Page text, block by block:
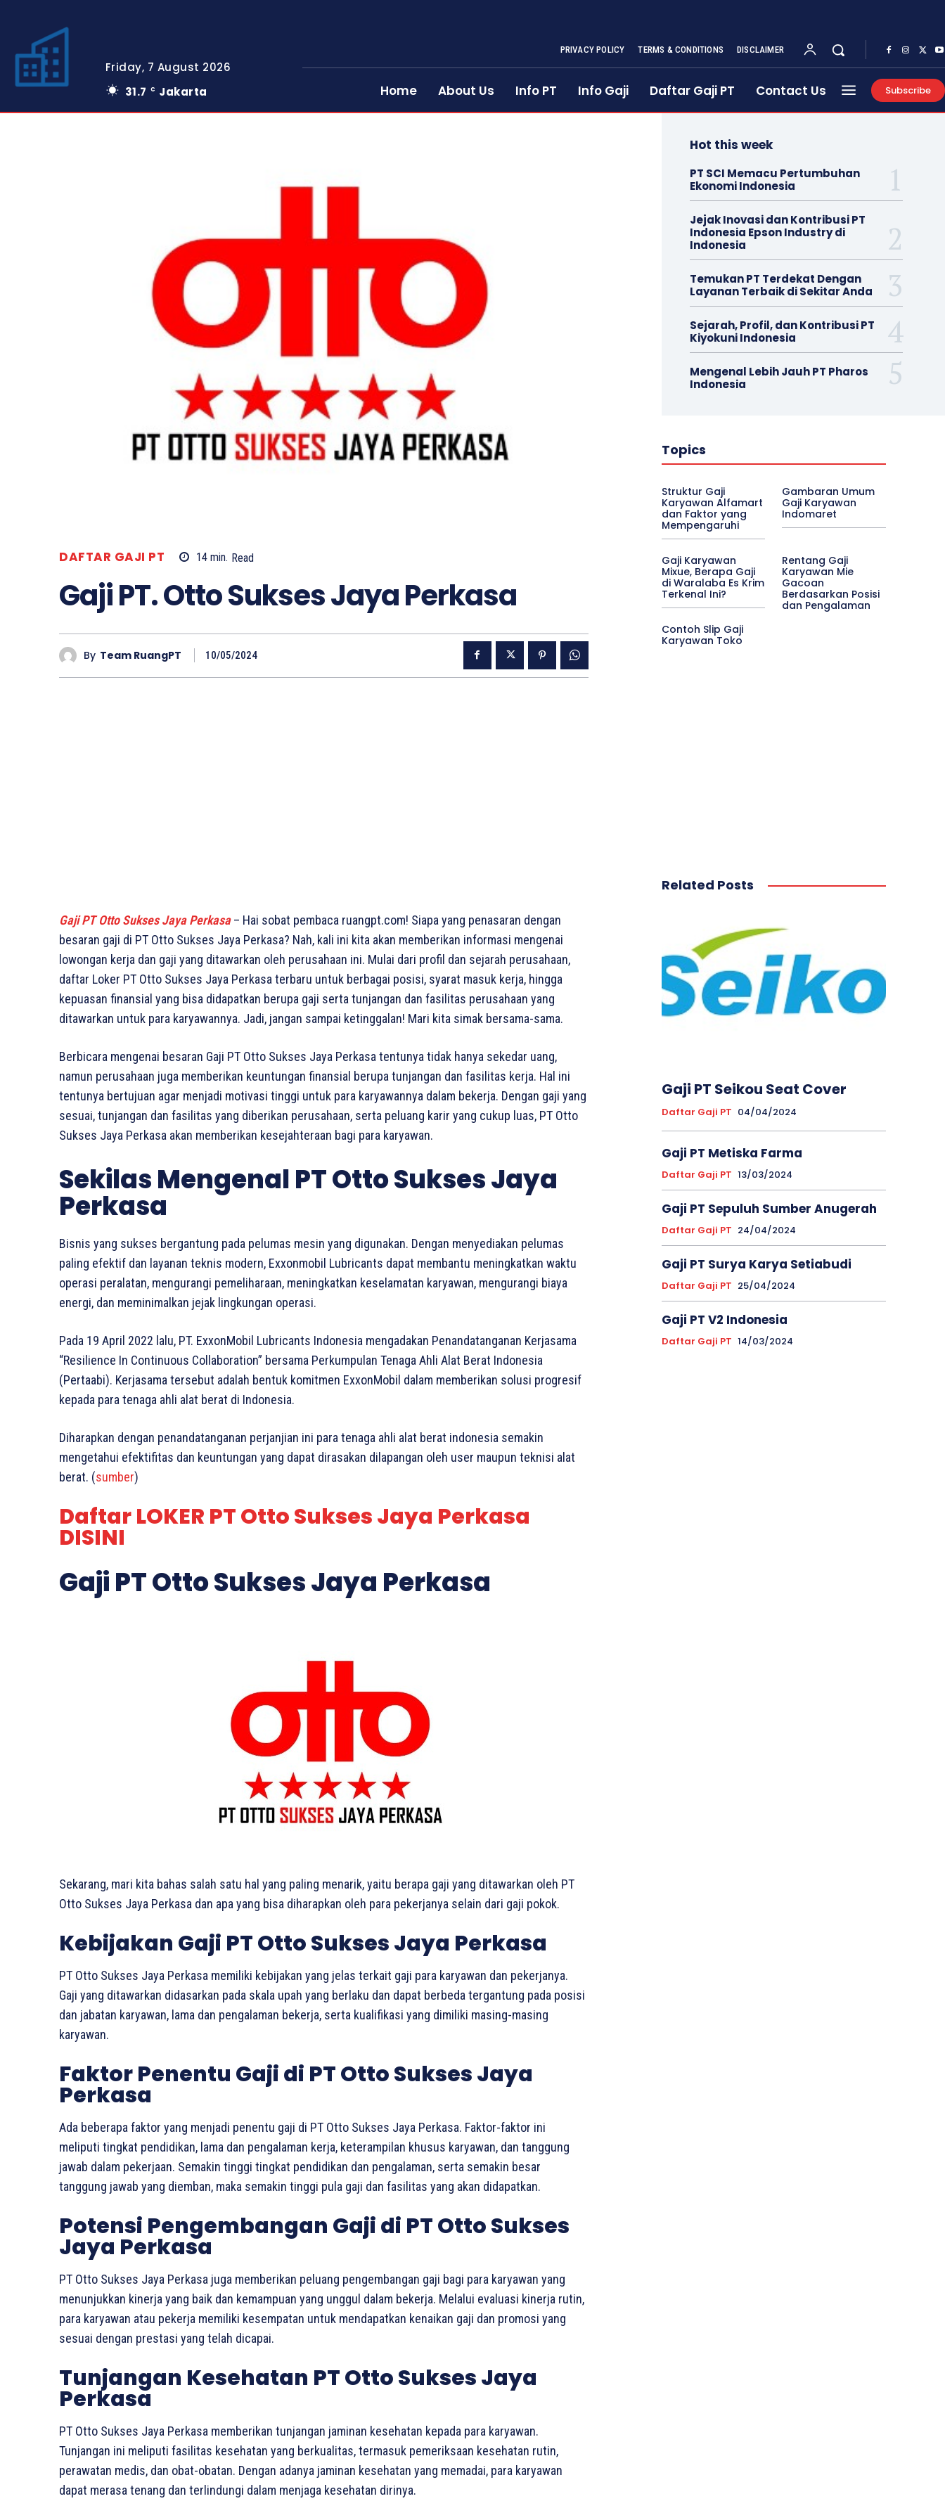
Friday, 7 August 2026
31.7
C Jakarta
PRIVACY POLICY TERMS & CONDITIONS DISCLAIMER
Home About Us Info PT Info Gaji Daftar Gaji PT Contact Us Subscribe
DAFTAR GAJI PT 14 min. Read
Gaji PT. Otto Sukses Jaya Perkasa
By Team RuangPT 10/05/2024
Gaji PT Otto Sukses Jaya Perkasa– Hai sobat pembaca ruangpt.com! Siapa yang penasaran dengan
besaran gaji di PT Otto Sukses Jaya Perkasa? Nah, kali ini kita akan memberikan informasi mengenai
lowongan kerja dan gaji yang ditawarkan oleh perusahaan ini. Mulai dari profil dan sejarah perusahaan,
daftar Loker PT Otto Sukses Jaya Perkasa terbaru untuk berbagai posisi, syarat masuk kerja, hingga
kepuasan finansial yang bisa didapatkan berupa gaji serta tunjangan dan fasilitas perusahaan yang
ditawarkan untuk para karyawannya. Jadi, jangan sampai ketinggalan! Mari kita simak bersama-sama.
Berbicara mengenai besaran Gaji PT Otto Sukses Jaya Perkasa tentunya tidak hanya sekedar uang,
namun perusahaan juga memberikan keuntungan finansial berupa tunjangan dan fasilitas kerja. Hal ini
tentunya bertujuan agar menjadi motivasi tinggi untuk para karyawannya dalam bekerja. Dengan gaji yang
sesuai, tunjangan dan fasilitas yang diberikan perusahaan, serta peluang karir yang cukup luas, PT Otto
Sukses Jaya Perkasa akan memberikan kesejahteraan bagi para karyawan.
Sekilas Mengenal PT Otto Sukses Jaya
Perkasa
Bisnis yang sukses bergantung pada pelumas mesin yang digunakan. Dengan menyediakan pelumas
paling efektif dan layanan teknis modern, Exxonmobil Lubricants dapat membantu meningkatkan waktu
operasi peralatan, mengurangi pemeliharaan, meningkatkan keselamatan karyawan, mengurangi biaya
energi, dan meminimalkan jejak lingkungan operasi.
Pada 19 April 2022 lalu, PT. ExxonMobil Lubricants Indonesia mengadakan Penandatanganan Kerjasama
“Resilience In Continuous Collaboration” bersama Perkumpulan Tenaga Ahli Alat Berat Indonesia
(Pertaabi). Kerjasama tersebut adalah bentuk komitmen ExxonMobil dalam memberikan solusi progresif
kepada para tenaga ahli alat berat di Indonesia.
Diharapkan dengan penandatanganan perjanjian ini para tenaga ahli alat berat indonesia semakin
mengetahui efektifitas dan keuntungan yang dapat dirasakan dilapangan oleh user maupun teknisi alat
berat. (sumber)
Daftar LOKER PT Otto Sukses Jaya Perkasa
DISINI
Gaji PT Otto Sukses Jaya Perkasa
Sekarang, mari kita bahas salah satu hal yang paling menarik, yaitu berapa gaji yang ditawarkan oleh PT
Otto Sukses Jaya Perkasa dan apa yang bisa diharapkan oleh para pekerjanya selain dari gaji pokok.
Kebijakan Gaji PT Otto Sukses Jaya Perkasa
PT Otto Sukses Jaya Perkasa memiliki kebijakan yang jelas terkait gaji para karyawan dan pekerjanya.
Gaji yang ditawarkan didasarkan pada skala upah yang berlaku dan dapat berbeda tergantung pada posisi
dan jabatan karyawan, lama dan pengalaman bekerja, serta kualifikasi yang dimiliki masing-masing
karyawan.
Faktor Penentu Gaji di PT Otto Sukses Jaya
Perkasa
Ada beberapa faktor yang menjadi penentu gaji di PT Otto Sukses Jaya Perkasa. Faktor-faktor ini
meliputi tingkat pendidikan, lama dan pengalaman kerja, keterampilan khusus karyawan, dan tanggung
jawab dalam pekerjaan. Semakin tinggi tingkat pendidikan dan pengalaman, serta semakin besar
tanggung jawab yang diemban, maka semakin tinggi pula gaji dan fasilitas yang akan didapatkan.
Potensi Pengembangan Gaji di PT Otto Sukses
Jaya Perkasa
PT Otto Sukses Jaya Perkasa juga memberikan peluang pengembangan gaji bagi para karyawan yang
menunjukkan kinerja yang baik dan kemampuan yang unggul dalam bekerja. Melalui evaluasi kinerja rutin,
para karyawan atau pekerja memiliki kesempatan untuk mendapatkan kenaikan gaji dan promosi yang
sesuai dengan prestasi yang telah dicapai.
Tunjangan Kesehatan PT Otto Sukses Jaya
Perkasa
PT Otto Sukses Jaya Perkasa memberikan tunjangan jaminan kesehatan kepada para karyawan.
Tunjangan ini meliputi fasilitas kesehatan yang berkualitas, termasuk pemeriksaan kesehatan rutin,
perawatan medis, dan obat-obatan. Dengan adanya jaminan kesehatan yang memadai, para karyawan
dapat merasa tenang dan terlindungi dalam menjaga kesehatan dirinya.
Hot this week
PT SCI Memacu Pertumbuhan
Ekonomi Indonesia
Jejak Inovasi dan Kontribusi PT
Indonesia Epson Industry di
Indonesia
Temukan PT Terdekat Dengan
Layanan Terbaik di Sekitar Anda
Sejarah, Profil, dan Kontribusi PT
Kiyokuni Indonesia
Mengenal Lebih Jauh PT Pharos
Indonesia
Topics
Struktur Gaji
Karyawan Alfamart
dan Faktor yang
Mempengaruhi
Gambaran Umum
Gaji Karyawan
Indomaret
Gaji Karyawan
Mixue, Berapa Gaji
di Waralaba Es Krim
Terkenal Ini?
Rentang Gaji
Karyawan Mie
Gacoan
Berdasarkan Posisi
dan Pengalaman
Contoh Slip Gaji
Karyawan Toko
Related Posts
Gaji PT Seikou Seat Cover
Daftar Gaji PT 04/04/2024
Gaji PT Metiska Farma
Daftar Gaji PT 13/03/2024
Gaji PT Sepuluh Sumber Anugerah
Daftar Gaji PT 24/04/2024
Gaji PT Surya Karya Setiabudi
Daftar Gaji PT 25/04/2024
Gaji PT V2 Indonesia
Daftar Gaji PT 14/03/2024